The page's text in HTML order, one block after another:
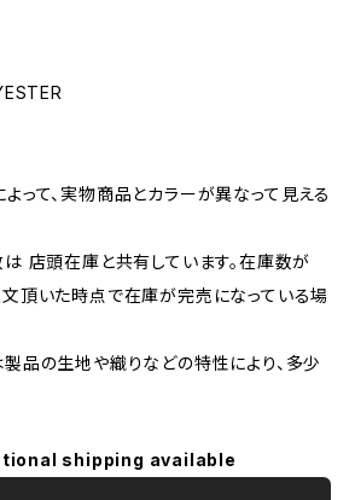
って、実物商品とカラーが異なって見える
店頭在庫と共有しています。在庫数が
文頂いた時点で在庫が完売になっている場
品の生地や織りなどの特性により、多少
shipping available